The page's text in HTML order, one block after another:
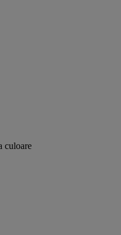
culoare